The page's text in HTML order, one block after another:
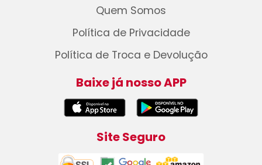
Quem Somos
Política de Privacidade
Política de Troca e Devolução
Baixe já nosso APP
Site Seguro